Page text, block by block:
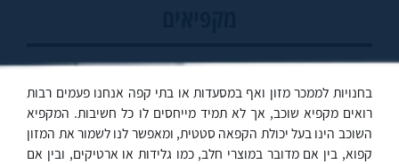
בחנויות לממכר מזון ואף במסעדות או בתי קפה אנחנו פעמים רבות
רואים מקפיא שוכב, אך לא תמיד מייחסים לו כל חשיבות. המקפיא
השוכב הינו בעל יכולת הקפאה סטטית, ומאפשר לנו לשמור את המזון
קפוא, בין אם מדובר במוצרי חלב, כמו גלידות או ארטיקים, ובין אם